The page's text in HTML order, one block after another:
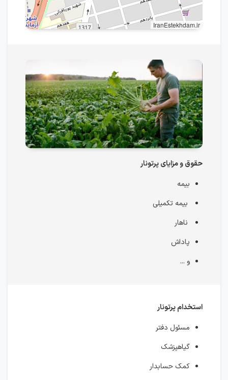
IranEstekhdam.ir
حقوق و مزایای پرتونار
بیمه
بیمه تکمیلی
ناهار
پاداش
و ...
استخدام پرتونار
مسئول دفتر
گیاهپزشک
کمک حسابدار